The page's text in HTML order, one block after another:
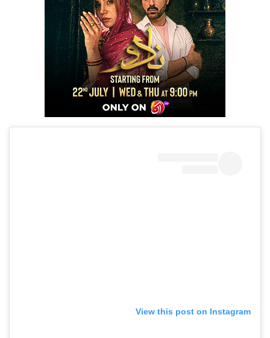
View this post on Instagram